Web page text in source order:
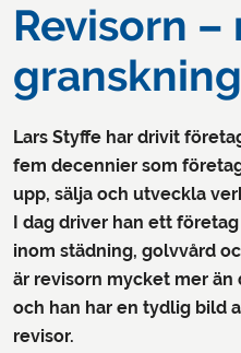
Revisorn –
granskning
Lars Styffe har drivit
fem decennier som
upp, sälja och utveckla
I dag driver han ett
inom städning, golvvård
är revisorn mycket mer
och han har en tydlig bild
revisor.